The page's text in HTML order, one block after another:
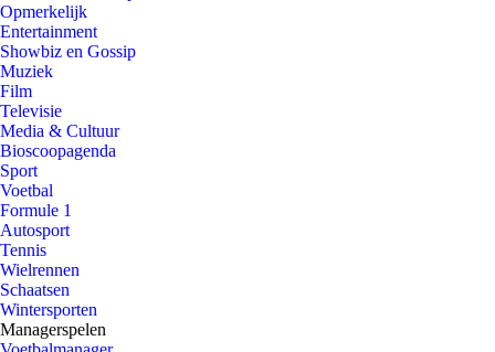
Opmerkelijk
Entertainment
Showbiz en Gossip
Muziek
Film
Televisie
Media & Cultuur
Bioscoopagenda
Sport
Voetbal
Formule 1
Autosport
Tennis
Wielrennen
Schaatsen
Wintersporten
Managerspelen